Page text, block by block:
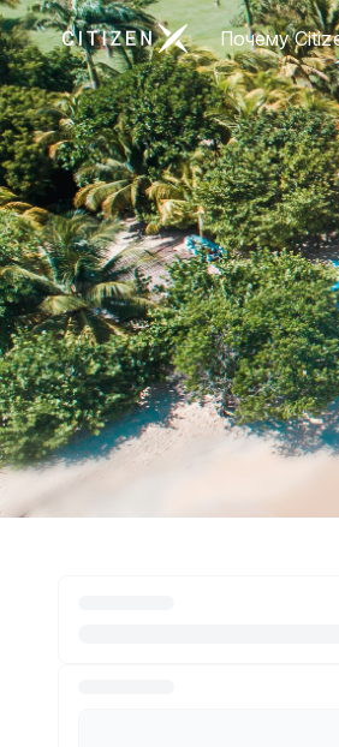
Перейти на главную страницу
Почему